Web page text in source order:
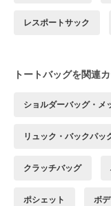
レスポートサック
トートバッグを関連
ショルダーバッグ・メ
リュック・バックパッ
クラッチバッグ
ポシェット ボ